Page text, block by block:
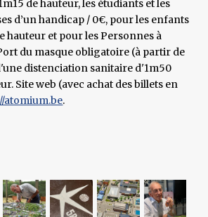
de hauteur, les étudiants et les
d’un handicap / 0€, pour les enfants
hauteur et pour les Personnes à
du masque obligatoire (à partir de
distenciation sanitaire d'1m50
Site web (avec achat des billets en
atomium.be.